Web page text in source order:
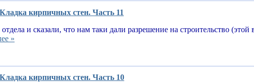
кирпичных стен. Часть 11
и сказали, что нам таки дали разрешение на строительство (этой
»
кирпичных стен. Часть 10